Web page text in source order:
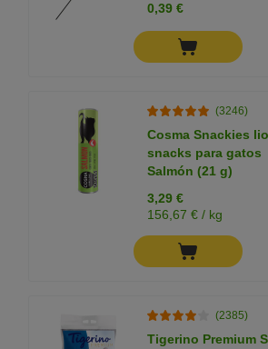
0,39 €
(3246)
Cosma Snackies
snacks para gatos
Salmón (21 g)
3,29 €
156,67 € / kg
(2385)
Tigerino Premium